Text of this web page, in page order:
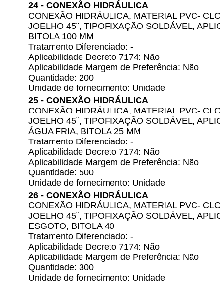
24 - CONEXÃO HIDRÁULICA
CONEXÃO HIDRÁULICA, MATERIAL PVC-
JOELHO 45¨, TIPOFIXAÇÃO SOLDÁVEL,
BITOLA 100 MM
Tratamento Diferenciado: -
Aplicabilidade Decreto 7174: Não
Aplicabilidade Margem de Preferência: Não
Quantidade: 200
Unidade de fornecimento: Unidade
25 - CONEXÃO HIDRÁULICA
CONEXÃO HIDRÁULICA, MATERIAL PVC-
JOELHO 45¨, TIPOFIXAÇÃO SOLDÁVEL,
ÁGUA FRIA, BITOLA 25 MM
Tratamento Diferenciado: -
Aplicabilidade Decreto 7174: Não
Aplicabilidade Margem de Preferência: Não
Quantidade: 500
Unidade de fornecimento: Unidade
26 - CONEXÃO HIDRÁULICA
CONEXÃO HIDRÁULICA, MATERIAL PVC-
JOELHO 45¨, TIPOFIXAÇÃO SOLDÁVEL,
ESGOTO, BITOLA 40
Tratamento Diferenciado: -
Aplicabilidade Decreto 7174: Não
Aplicabilidade Margem de Preferência: Não
Quantidade: 300
Unidade de fornecimento: Unidade